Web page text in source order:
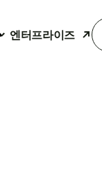
엔터프라이즈